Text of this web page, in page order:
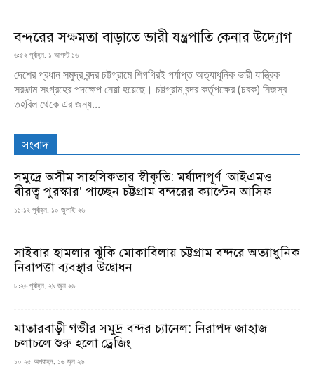
বন্দরের সক্ষমতা বাড়াতে ভারী যন্ত্রপাতি কেনার উদ্যোগ
৬:৫২ পূর্বাহ্ন, ১ আগস্ট ১৬
দেশের প্রধান সমুদ্র বন্দর চট্টগ্রামে শিগগিরই পর্যাপ্ত অত্যাধুনিক ভারী যান্ত্রিক
সরঞ্জাম সংগ্রহের পদক্ষেপ নেয়া হয়েছে। চট্টগ্রাম বন্দর কর্তৃপক্ষের (চবক) নিজস্ব
তহবিল থেকে এর জন্য...
সংবাদ
সমুদ্রে অসীম সাহসিকতার স্বীকৃতি: মর্যাদাপূর্ণ ‘আইএমও
বীরত্ব পুরস্কার’ পাচ্ছেন চট্টগ্রাম বন্দরের ক্যাপ্টেন আসিফ
১১:১২ পূর্বাহ্ন, ১০ জুলাই ২৬
সাইবার হামলার ঝুঁকি মোকাবিলায় চট্টগ্রাম বন্দরে অত্যাধুনিক
নিরাপত্তা ব্যবস্থার উদ্বোধন
৮:২৬ পূর্বাহ্ন, ২৯ জুন ২৬
মাতারবাড়ী গভীর সমুদ্র বন্দর চ্যানেল: নিরাপদ জাহাজ
চলাচলে শুরু হলো ড্রেজিং
১০:২৫ অপরাহ্ন, ১৬ জুন ২৬